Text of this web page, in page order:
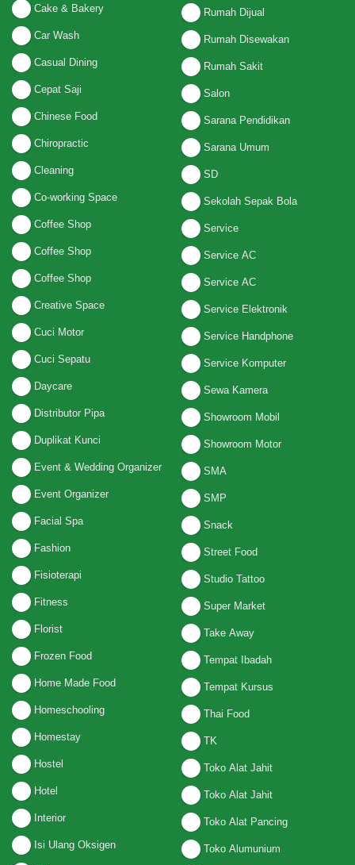
Cake & Bakery
Car Wash
Casual Dining
Cepat Saji
Chinese Food
Chiropractic
Cleaning
Co-working Space
Coffee Shop
Coffee Shop
Coffee Shop
Creative Space
Cuci Motor
Cuci Sepatu
Daycare
Distributor Pipa
Duplikat Kunci
Event & Wedding Organizer
Event Organizer
Facial Spa
Fashion
Fisioterapi
Fitness
Florist
Frozen Food
Home Made Food
Homeschooling
Homestay
Hostel
Hotel
Interior
Isi Ulang Oksigen
Rumah Dijual
Rumah Disewakan
Rumah Sakit
Salon
Sarana Pendidikan
Sarana Umum
SD
Sekolah Sepak Bola
Service
Service AC
Service AC
Service Elektronik
Service Handphone
Service Komputer
Sewa Kamera
Showroom Mobil
Showroom Motor
SMA
SMP
Snack
Street Food
Studio Tattoo
Super Market
Take Away
Tempat Ibadah
Tempat Kursus
Thai Food
TK
Toko Alat Jahit
Toko Alat Jahit
Toko Alat Pancing
Toko Alumunium